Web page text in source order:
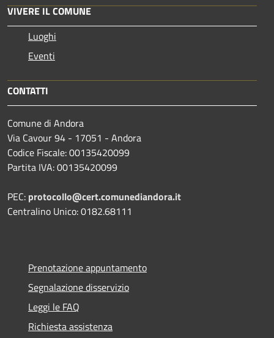
VIVERE IL COMUNE
Luoghi
Eventi
CONTATTI
Comune di Andora
Via Cavour 94 - 17051 - Andora
Codice Fiscale: 00135420099
Partita IVA: 00135420099
PEC: protocollo@cert.comunediandora.it
Centralino Unico: 0182.68111
Prenotazione appuntamento
Segnalazione disservizio
Leggi le FAQ
Richiesta assistenza